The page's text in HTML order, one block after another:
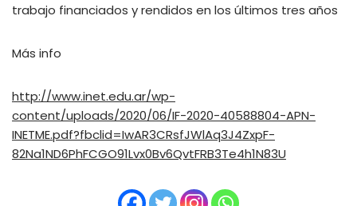
trabajo financiados y rendidos en los últimos tres años
Más info
http://www.inet.edu.ar/wp-
content/uploads/2020/06/IF-2020-40588804-APN-
INETME.pdf?fbclid=IwAR3CRsfJWlAq3J4ZxpF-
82Na1ND6PhFCGO91Lvx0Bv6QvtFRB3Te4h1N83U